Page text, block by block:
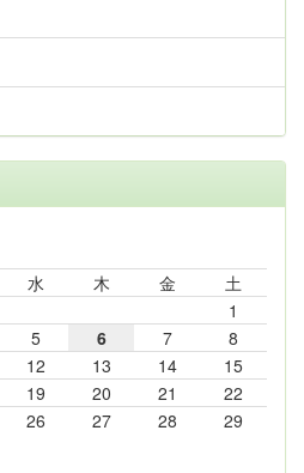
水 木 金
土
1
5 6 7
8
12 13 14
15
19 20 21
22
26 27 28
29